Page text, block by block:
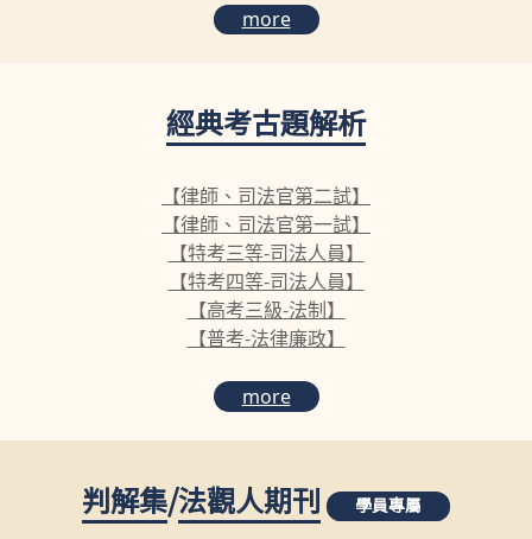
經典考古題解析
【律師、司法官第二試】
【律師、司法官第一試】
【特考三等-司法人員】
【特考四等-司法人員】
【高考三級-法制】
【普考-法律廉政】
more
more
判解集/法觀人期刊 學員專屬